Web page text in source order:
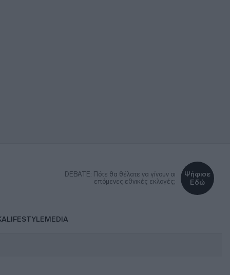
DEBATE: Πότε θα θέλατε να γίνουν οι
επόμενες εθνικές εκλογές;
Ψήφισε
Εδώ
LIFESTYLEMEDIA